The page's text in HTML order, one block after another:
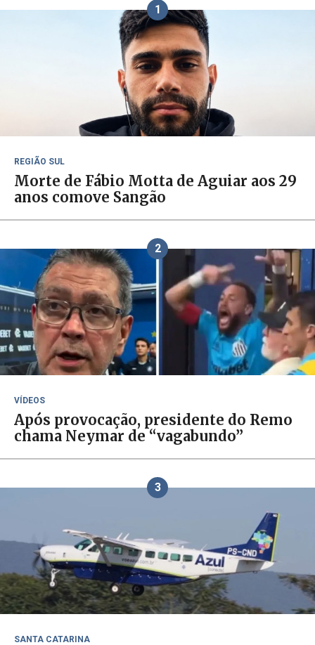
1
REGIÃO SUL
Morte de Fábio Motta de Aguiar aos 29
anos comove Sangão
2
VÍDEOS
Após provocação, presidente do Remo
chama Neymar de “vagabundo”
3
SANTA CATARINA